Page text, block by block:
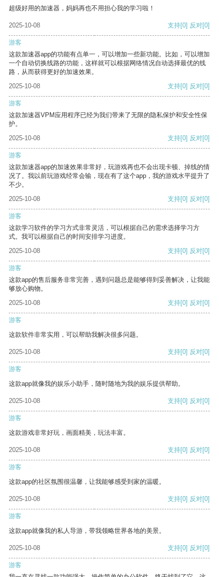
超级好用的加速器，妈妈再也不用担心我的学习啦！
2025-10-08 支持[0] 反对[0]
游客
这款加速器app的功能有点单一，可以增加一些新功能。比如，可以增加
一个自动切换线路的功能，这样就可以根据网络情况自动选择最优的线
路，从而获得更好的加速效果。
2025-10-08
支持[0] 反对[0]
游客
这款加速器VPM应用程序已经为我们带来了无限的隐私保护和安全性保
护。
2025-10-08
支持[0] 反对[0]
游客
这款加速器app的加速效果非常好，玩游戏再也不会出现卡顿、掉线的情
况了。我以前玩游戏经常会输，现在有了这个app，我的游戏水平提升了
不少。
2025-10-08
支持[0] 反对[0]
游客
这款学习软件的学习方式非常灵活，可以根据自己的需求选择学习方
式。我可以根据自己的时间安排学习进度。
2025-10-08
支持[0] 反对[0]
游客
这款app的售后服务非常完善，遇到问题总是能够得到妥善解决，让我能
够放心购物。
2025-10-08
支持[0] 反对[0]
游客
这款软件非常实用，可以帮助我解决很多问题。
2025-10-08 支持[0] 反对[0]
游客
这款app就像我的娱乐小助手，随时随地为我的娱乐提供帮助。
2025-10-08 支持[0] 反对[0]
游客
这款游戏非常好玩，画面精美，玩法丰富。
2025-10-08 支持[0] 反对[0]
游客
这款app的社区氛围很温馨，让我能够感受到家的温暖。
2025-10-08 支持[0] 反对[0]
游客
这款app就像我的私人导游，带我领略世界各地的美景。
2025-10-08 支持[0] 反对[0]
游客